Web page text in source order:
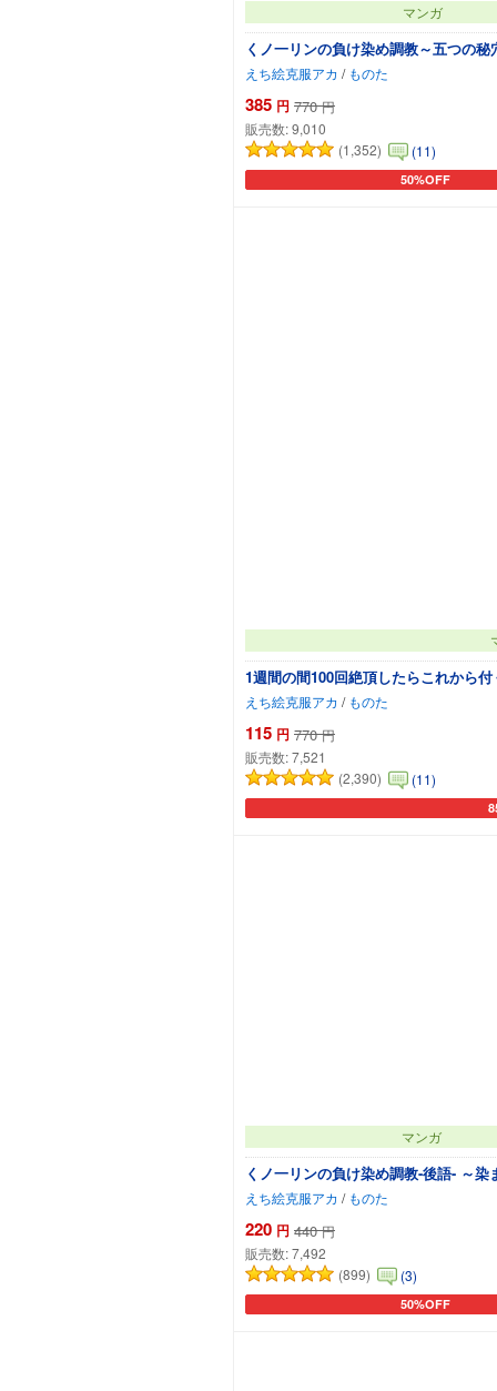
マンガ
くノ一リンの負け染め調教～五つの
えち絵克服アカ / ものた
385 円 770 円
販売数:9,010
(1,352)
(11)
50%OFF
カートに追加
1週間の間100回絶頂したらこれから
えち絵克服アカ / ものた
115 円 770 円
販売数:7,521
(2,390)
(11)
カ
マンガ
くノ一リンの負け染め調教-後語- ～染
えち絵克服アカ / ものた
220 円 440 円
販売数:7,492
(899)
(3)
50%OFF
カートに追加